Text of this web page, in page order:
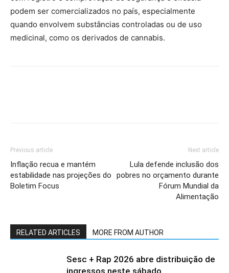
podem ser comercializados no país, especialmente
quando envolvem substâncias controladas ou de uso
medicinal, como os derivados de cannabis.
Previous article
Inflação recua e mantém
estabilidade nas projeções do
Boletim Focus
Next article
Lula defende inclusão dos
pobres no orçamento durante
Fórum Mundial da
Alimentação
RELATED ARTICLES MORE FROM AUTHOR
Sesc + Rap 2026 abre distribuição de